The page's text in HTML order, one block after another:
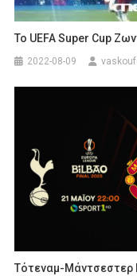
Το UEFA Super Cup
2022-08-09
Τότεναμ-Μάντσεστερ